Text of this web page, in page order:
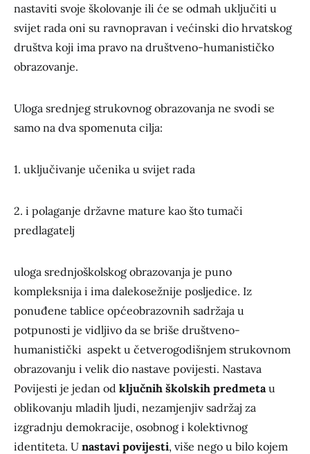
nastaviti svoje školovanje ili će se odmah uključiti u
svijet rada oni su ravnopravan i većinski dio hrvatskog
društva koji ima pravo na društveno-humanističko
obrazovanje.
Uloga srednjeg strukovnog obrazovanja ne svodi se
samo na dva spomenuta cilja:
1. uključivanje učenika u svijet rada
2. i polaganje državne mature kao što tumači
predlagatelj
uloga srednjoškolskog obrazovanja je puno
kompleksnija i ima dalekosežnije posljedice. Iz
ponuđene tablice općeobrazovnih sadržaja u
potpunosti je vidljivo da se briše društveno-
humanistički aspekt u četverogodišnjem strukovnom
obrazovanju i velik dio nastave povijesti. Nastava
Povijesti je jedan od ključnih školskih predmeta u
oblikovanju mladih ljudi, nezamjenjiv sadržaj za
izgradnju demokracije, osobnog i kolektivnog
identiteta. U nastavi povijesti, više nego u bilo kojem